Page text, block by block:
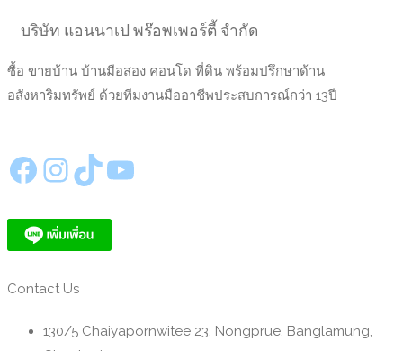
บริษัท แอนนาเป พร๊อพเพอร์ตี้ จำกัด
ซื้อ ขายบ้าน บ้านมือสอง คอนโด ที่ดิน พร้อมปรึกษาด้าน
อสังหาริมทรัพย์ ด้วยทีมงานมืออาชีพประสบการณ์กว่า 13ปี
https://www.facebook.com/annapeproperty InstagramTikTok YouTube
Contact Us
130/5 Chaiyapornwitee 23, Nongprue, Banglamung,